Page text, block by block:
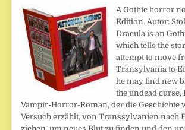
A Gothic horror
Edition. Autor:
Dracula is an
which tells the
attempt to move
Transylvania to
he may find new
the undead curse.
Vampir-Horror-Roman, der die Geschichte
Versuch erzählt, von Transsylvanien nach